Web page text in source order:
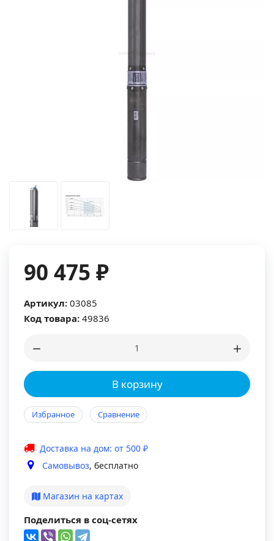
90 475 ₽
Артикул: 03085
Код товара: 49836
В корзину
Избранное Сравнение
Доставка на дом: от 500 ₽
Самовывоз, бесплатно
Магазин на картах
Поделиться в соц-сетях